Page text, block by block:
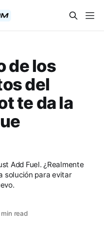
de los
del
te da la
Add Fuel. ¿Realmente
solución para evitar
read